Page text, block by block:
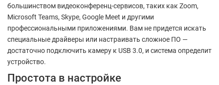
большинством видеоконференц-сервисов, таких как Zoom,
Microsoft Teams, Skype, Google Meet и другими
профессиональными приложениями. Вам не придется искать
специальные драйверы или настраивать сложное ПО —
достаточно подключить камеру к USB 3.0, и система определит
устройство.
Простота в настройке